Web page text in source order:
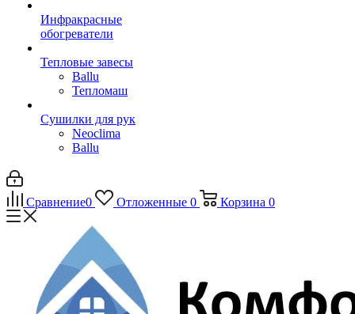
Инфракрасные
обогреватели
Тепловые завесы
Ballu
Тепломаш
Сушилки для рук
Neoclima
Ballu
Сравнение0 Отложенные 0 Корзина 0